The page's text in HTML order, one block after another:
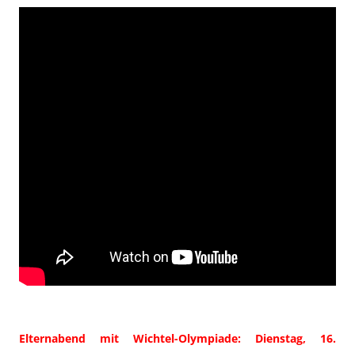
Elternabend mit Wichtel-Olympiade: Dienstag, 16.